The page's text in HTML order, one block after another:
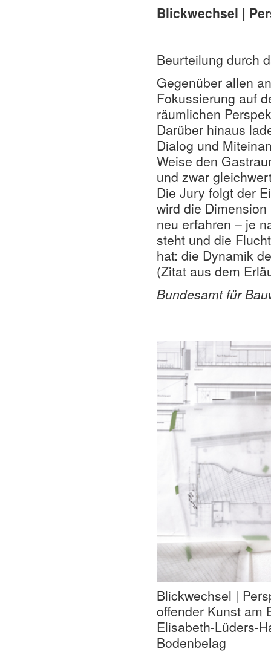
Blickwechsel |
Beurteilung durch
Gegenüber allen
Fokussierung auf
räumlichen
Darüber hinaus
Dialog und
Weise den
und zwar
Die Jury folgt der
wird die
neu erfahren – je
steht und die
hat: die Dynamik
(Zitat aus dem
Bundesamt für
Blickwechsel |
offender Kunst am
Elisabeth-Lüders-
Bodenbelag